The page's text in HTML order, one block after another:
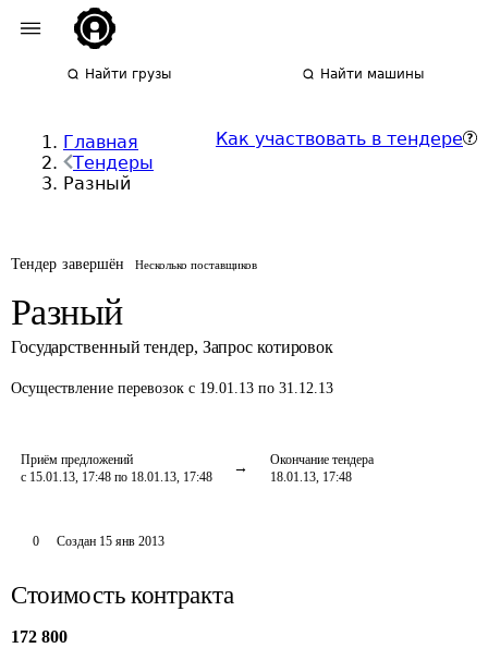
Найти грузы Найти машины
Главная
Тендеры
Разный
Как участвовать в тендере
Тендер завершён Несколько поставщиков
Разный
Государственный тендер, Запрос котировок
Осуществление перевозок с 19.01.13 по 31.12.13
Приём предложений
с 15.01.13, 17:48 по 18.01.13, 17:48
Окончание тендера
18.01.13, 17:48
0 Создан 15 янв 2013
Стоимость контракта
172 800